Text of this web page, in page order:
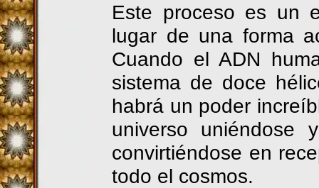
Este proceso es un
lugar de una forma
Cuando el ADN
sistema de doce
habrá un poder
universo uniéndose
convirtiéndose en
todo el cosmos.